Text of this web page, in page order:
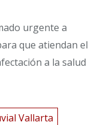
urgente a
que atiendan el
a la salud
Vallarta